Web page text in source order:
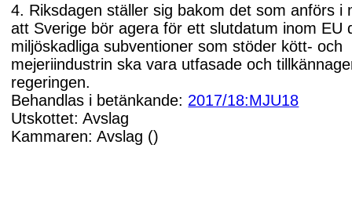
4. Riksdagen ställer sig bakom det som anförs i
att Sverige bör agera för ett slutdatum inom EU
miljöskadliga subventioner som stöder kött- och
mejeriindustrin ska vara utfasade och
regeringen.
Behandlas i betänkande: 2017/18:MJU18
Utskottet: Avslag
Kammaren: Avslag ()